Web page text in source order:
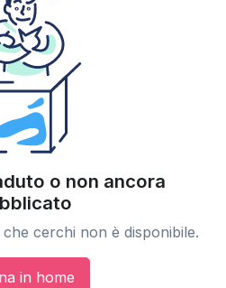
o non ancora
cerchi non è disponibile.
in home